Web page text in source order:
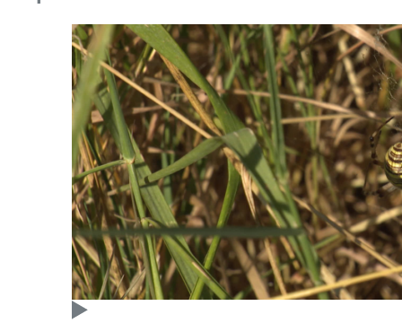
08 août 2026Consulter l'article "Au Moeraske, Bart
Marathon de contrôles de vitesse
ce week-end: “Une moto a été
flashée à 121 km/h sur l’avenue de
Tervuren”